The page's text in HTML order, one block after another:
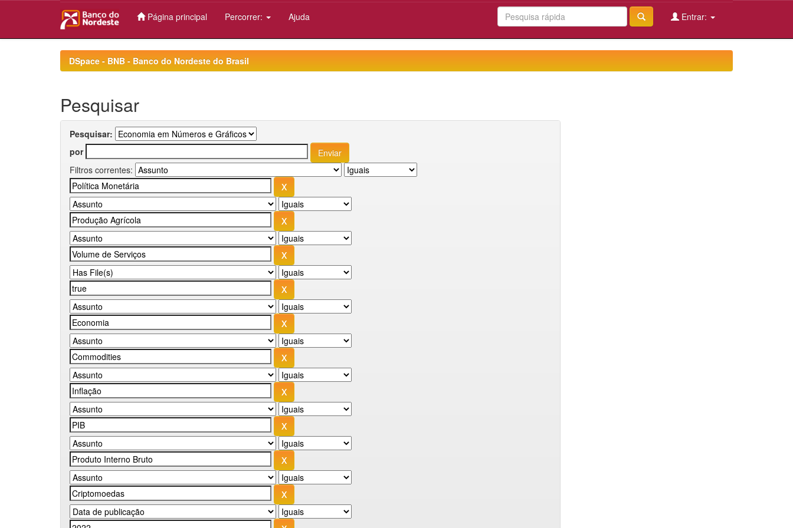
Página principal Percorrer: Ajuda Entrar:
DSpace - BNB - Banco do Nordeste do Brasil
Pesquisar
Pesquisar:
por
Filtros correntes: